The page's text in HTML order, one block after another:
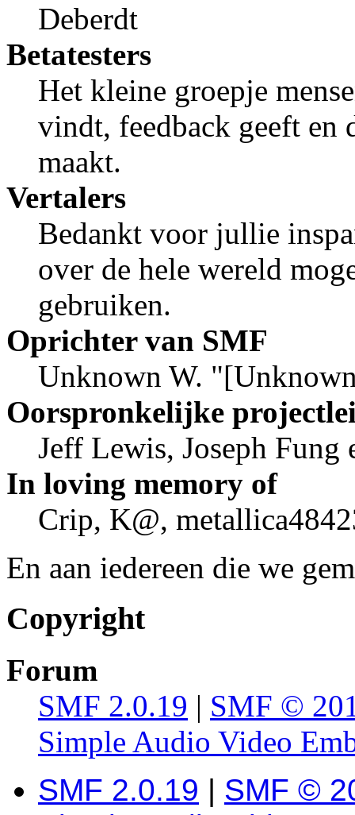
Deberdt
Betatesters
Het kleine groepje
vindt, feedback geeft en
maakt.
Vertalers
Bedankt voor jullie
over de hele wereld
gebruiken.
Oprichter van SMF
Unknown W.
Oorspronkelijke
Jeff Lewis, Joseph Fung
In loving memory of
Crip, K@,
En aan iedereen die we
Copyright
Forum
SMF 2.0.19 | SMF ©
Simple Audio Video
SMF 2.0.19 | SMF ©